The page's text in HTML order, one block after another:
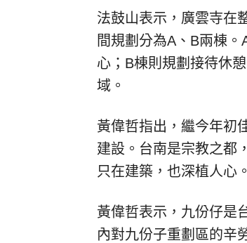
法鼓山表示，廣雲寺在
間規劃分為A、B兩棟
心；B棟則規劃接待休
域。
黃偉哲指出，繼今年初
建設。台南是宗教之都
只在建築，也深植人心。
黃偉哲表示，九份仔是
內對九份子重劃區的辛